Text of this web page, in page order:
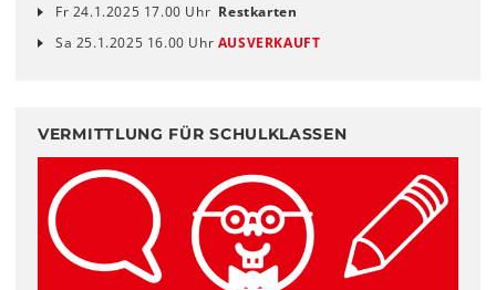
Fr 24.1.2025 17.00 Uhr Restkarten
Sa 25.1.2025 16.00 Uhr AUSVERKAUFT
VERMITTLUNG FÜR SCHULKLASSEN